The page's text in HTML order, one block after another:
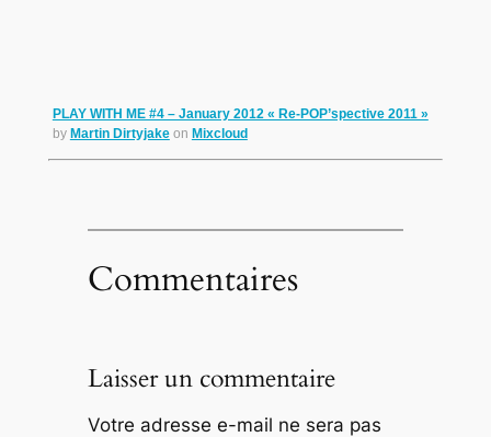
PLAY WITH ME #4 – January 2012 « Re-POP’spective 2011 »
by Martin Dirtyjakeon Mixcloud
Commentaires
Laisser un commentaire
Votre adresse e-mail ne sera pas